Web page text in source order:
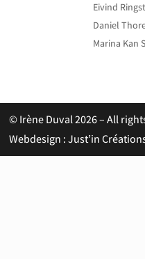
Eivind
Daniel
Marina Kan
© Irène Duval 2026 – All
Webdesign : Just’in